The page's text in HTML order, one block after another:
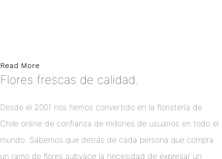
Read More
Flores frescas de calidad.
Desde el 2001 nos hemos convertido en la floristería de
Chile online de confianza de millones de usuarios en todo el
mundo. Sabemos que detrás de cada persona que compra
un ramo de flores subyace la necesidad de expresar un